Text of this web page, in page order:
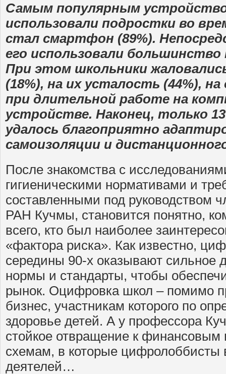
Самым популярным
использовали подростки во
стал смартфон (89%).
его использовали большинство
При этом школьники
(18%), на их усталость (44%),
при длительной работе на
устройстве. Наконец, только
удалось благоприятно
самоизоляции и
После знакомства с
гигиеническими нормативами и
составленными под руководством
РАН Кучмы, становится понятно,
всего, кто был наиболее
«фактора риска». Как известно,
середины 90-х оказывают сильное
нормы и стандарты, чтобы
рынок. Оцифровка школ – помимо
бизнес, участникам которого по
здоровье детей. А у профессора
стойкое отвращение к
схемам, в которые цифролоббисты
деятелей…